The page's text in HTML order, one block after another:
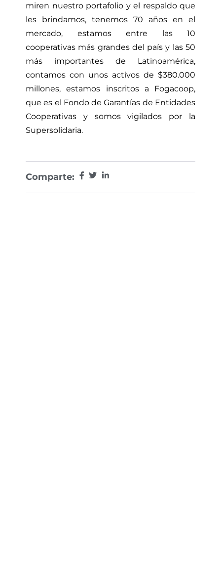
miren nuestro portafolio y el respaldo que
les brindamos, tenemos 70 años en el
mercado, estamos entre las 10
cooperativas más grandes del país y las 50
más importantes de Latinoamérica,
contamos con unos activos de $380.000
millones, estamos inscritos a Fogacoop,
que es el Fondo de Garantías de Entidades
Cooperativas y somos vigilados por la
Supersolidaria.
Comparte: